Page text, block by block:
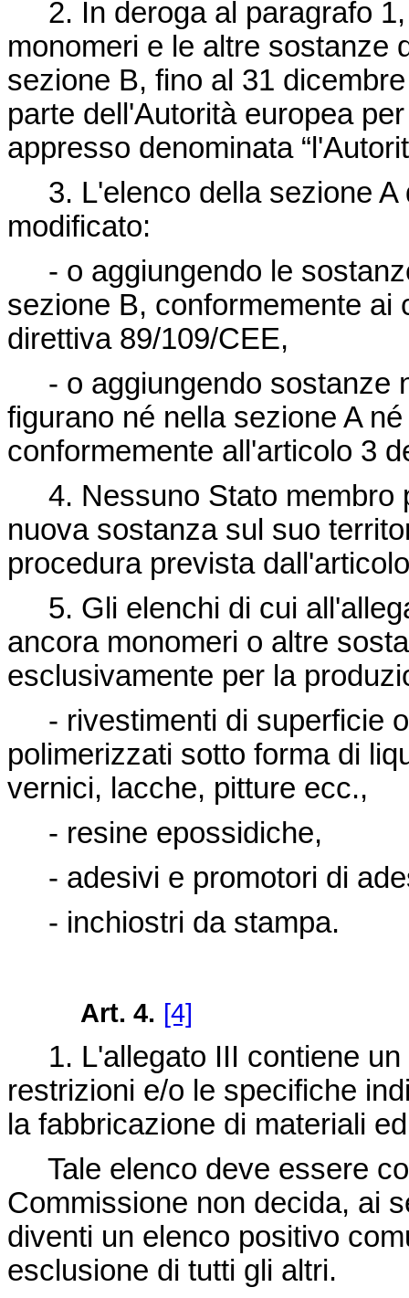
2. In deroga al paragrafo 1,
monomeri e le altre sostanze
sezione B, fino al 31
parte dell'Autorità europea
appresso denominata
3. L'elenco della sezione
modificato:
- o aggiungendo le
sezione B, conformemente ai
direttiva 89/109/CEE,
- o aggiungendo sostanze
figurano né nella sezione A
conformemente all'articolo 3
4. Nessuno Stato membro
nuova sostanza sul suo
procedura prevista
5. Gli elenchi di cui
ancora monomeri o altre
esclusivamente per la
- rivestimenti di superficie
polimerizzati sotto forma di
vernici, lacche, pitture ecc.,
- resine epossidiche,
- adesivi e promotori di
- inchiostri da stampa.
Art. 4. [4]
1. L'allegato III contiene
restrizioni e/o le specifiche
la fabbricazione di materiali
Tale elenco deve essere
Commissione non decida, ai
diventi un elenco positivo
esclusione di tutti gli altri.